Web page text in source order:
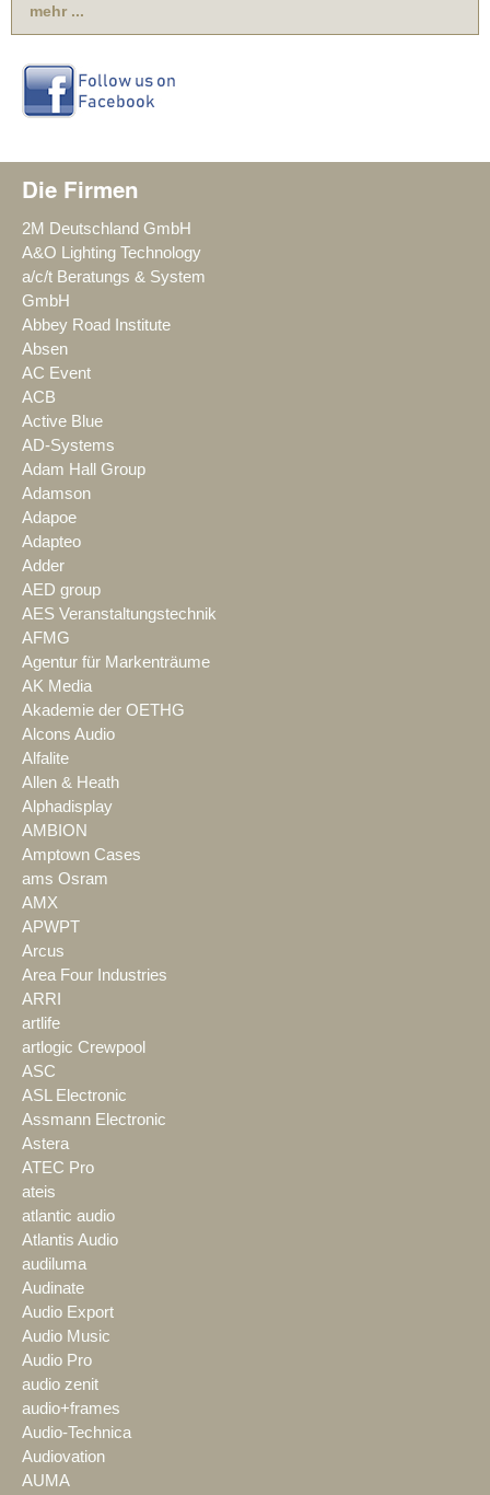
mehr ...
Die Firmen
2M Deutschland GmbH
A&O Lighting Technology
a/c/t Beratungs & System
GmbH
Abbey Road Institute
Absen
AC Event
ACB
Active Blue
AD-Systems
Adam Hall Group
Adamson
Adapoe
Adapteo
Adder
AED group
AES Veranstaltungstechnik
AFMG
Agentur für Markenträume
AK Media
Akademie der OETHG
Alcons Audio
Alfalite
Allen & Heath
Alphadisplay
AMBION
Amptown Cases
ams Osram
AMX
APWPT
Arcus
Area Four Industries
ARRI
artlife
artlogic Crewpool
ASC
ASL Electronic
Assmann Electronic
Astera
ATEC Pro
ateis
atlantic audio
Atlantis Audio
audiluma
Audinate
Audio Export
Audio Music
Audio Pro
audio zenit
audio+frames
Audio-Technica
Audiovation
AUMA